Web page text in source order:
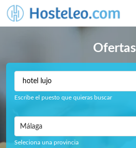
Ofertas
Escribe el puesto que quieras buscar
Málaga
Seleciona una provincia